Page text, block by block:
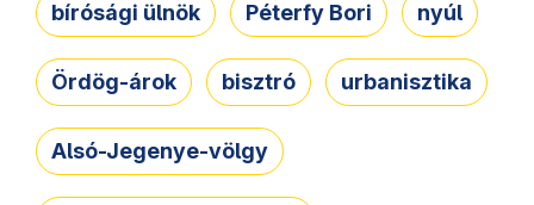
bírósági ülnök Péterfy Bori nyúl
Ördög-árok bisztró urbanisztika
Alsó-Jegenye-völgy